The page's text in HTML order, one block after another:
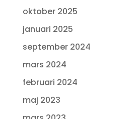
oktober 2025
januari 2025
september 2024
mars 2024
februari 2024
maj 2023